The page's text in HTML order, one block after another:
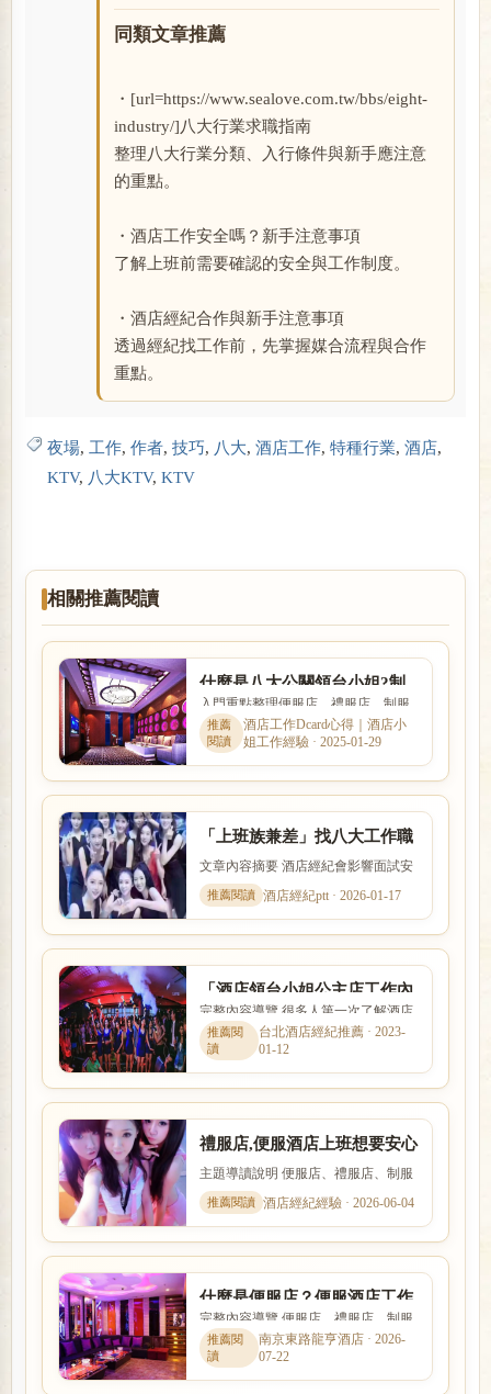
同類文章推薦
・[url=https://www.sealove.com.tw/bbs/eight-
industry/]八大行業求職指南
整理八大行業分類、入行條件與新手應注意
的重點。
・酒店工作安全嗎？新手注意事項
了解上班前需要確認的安全與工作制度。
・酒店經紀合作與新手注意事項
透過經紀找工作前，先掌握媒合流程與合作
重點。
夜場, 工作, 作者, 技巧, 八大, 酒店工作, 特種行業, 酒店,
KTV, 八大KTV, KTV
相關推薦閱讀
什麼是八大公關領台小姐?制
服、便禮服、酒店領檯工作內
容?
入門重點整理便服店、禮服店、制服
店與日式酒吧的消費方式、工作內容
與客群定位都不相同。本文針...
酒店工作Dcard心得｜酒店小
姐工作經驗 · 2025-01-29
「上班族兼差」找八大工作職
缺－2026年8月海戀娛樂經紀
公司
文章內容摘要 酒店經紀會影響面試安
排、工作介紹、薪資說明與新人安全
感。本文以「「上班族兼差...
酒店經紀ptt · 2026-01-17
「酒店領台小姐公主店工作內
容」薪水現領、找工作短期兼
差
完整內容導覽 很多人第一次了解酒店
工作時，最在意的就是收入怎麼計
算、是否可以日領現領，以及...
台北酒店經紀推薦 · 2023-
01-12
禮服店,便服酒店上班想要安心
賺錢就要跟對酒店經紀人
主題導讀說明 便服店、禮服店、制服
店與日式酒吧的消費方式、工作內容
與客群定位都不相同。本文...
酒店經紀經驗 · 2026-06-04
什麼是便服店？便服酒店工作
內容、消費方式與玩法完整介
紹
完整內容導覽 便服店、禮服店、制服
店與日式酒吧的消費方式、工作內容
與客群定位都不相同。本文...
南京東路龍亨酒店 · 2026-
07-22